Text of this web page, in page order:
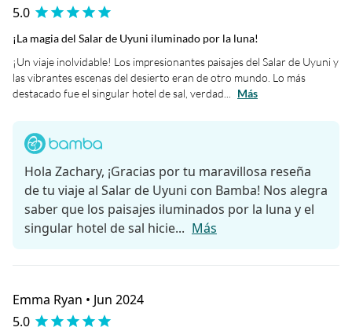
5.0
¡La magia del Salar de Uyuni iluminado por la luna!
¡Un viaje inolvidable! Los impresionantes paisajes del Salar de Uyuni y
las vibrantes escenas del desierto eran de otro mundo. Lo más
destacado fue el singular hotel de sal, verdad...
Más
Hola Zachary, ¡Gracias por tu maravillosa reseña
de tu viaje al Salar de Uyuni con Bamba! Nos alegra
saber que los paisajes iluminados por la luna y el
singular hotel de sal hicie... Más
Emma Ryan • Jun 2024
5.0